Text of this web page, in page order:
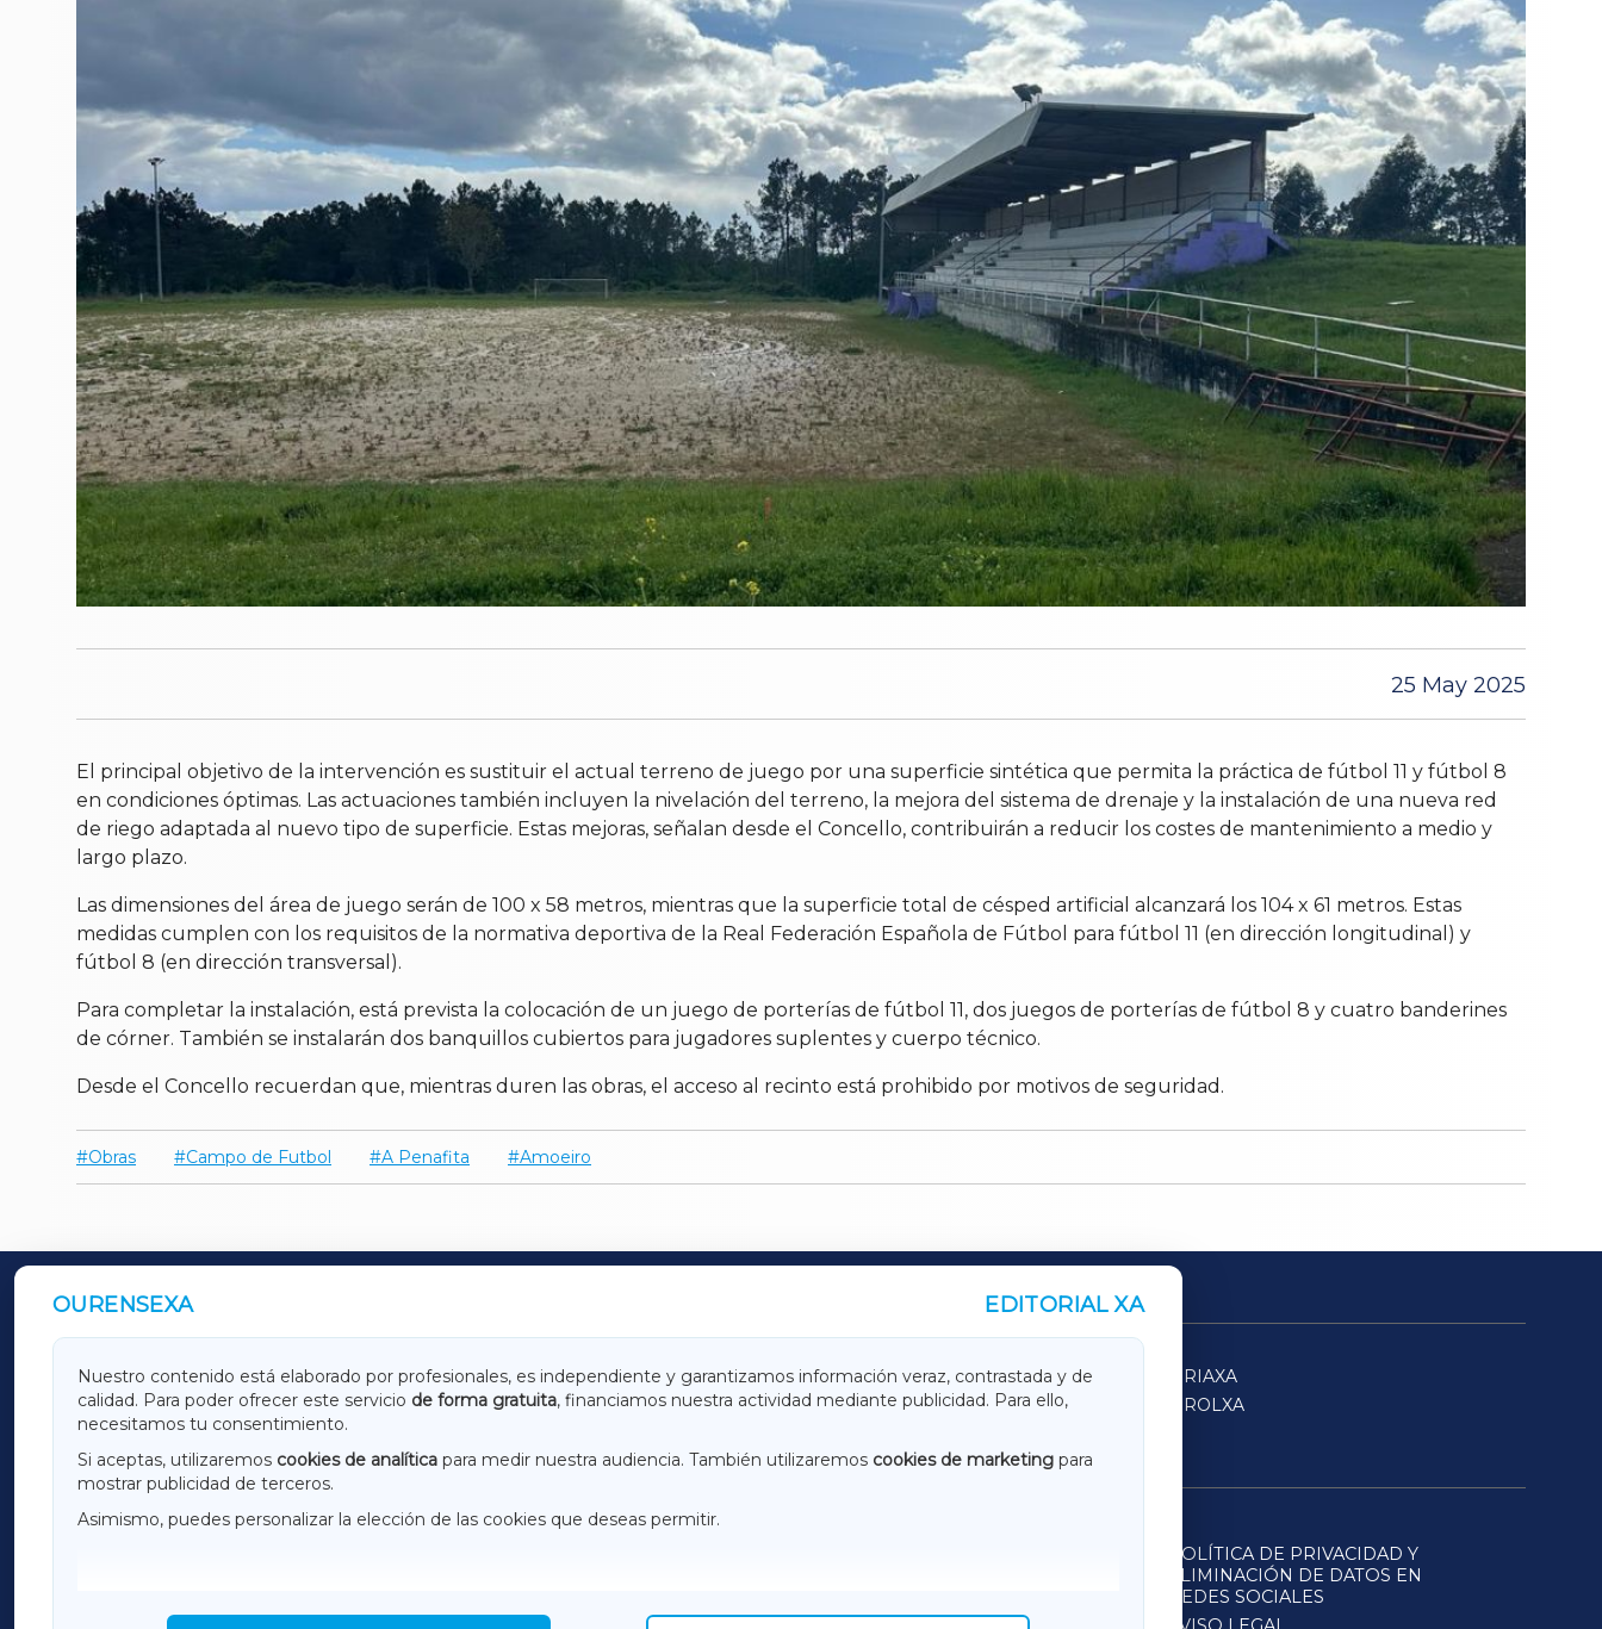
25 May 2025
El principal objetivo de la intervención es sustituir el actual terreno de juego por una superficie sintética que permita la práctica de fútbol 11 y fútbol 8
en condiciones óptimas. Las actuaciones también incluyen la nivelación del terreno, la mejora del sistema de drenaje y la instalación de una nueva red
de riego adaptada al nuevo tipo de superficie. Estas mejoras, señalan desde el Concello, contribuirán a reducir los costes de mantenimiento a medio y
largo plazo.
Las dimensiones del área de juego serán de 100 x 58 metros, mientras que la superficie total de césped artificial alcanzará los 104 x 61 metros. Estas
medidas cumplen con los requisitos de la normativa deportiva de la Real Federación Española de Fútbol para fútbol 11 (en dirección longitudinal) y
fútbol 8 (en dirección transversal).
Para completar la instalación, está prevista la colocación de un juego de porterías de fútbol 11, dos juegos de porterías de fútbol 8 y cuatro banderines
de córner. También se instalarán dos banquillos cubiertos para jugadores suplentes y cuerpo técnico.
Desde el Concello recuerdan que, mientras duren las obras, el acceso al recinto está prohibido por motivos de seguridad.
Obras Campo de Futbol A Penafita Amoeiro
OURENSEXA EDITORIAL XA
Nuestro contenido está elaborado por profesionales, es independiente y garantizamos información veraz, contrastada y de
calidad. Para poder ofrecer este servicio de forma gratuita, financiamos nuestra actividad mediante publicidad. Para ello,
necesitamos tu consentimiento.
Si aceptas, utilizaremos cookies de analítica para medir nuestra audiencia. También utilizaremos cookies de marketing para
mostrar publicidad de terceros.
Asimismo, puedes personalizar la elección de las cookies que deseas permitir.
OUTROS PERIÓDICOS
GALICIAXA LUGOXA TERRACHAXA
SARRIAXA
AMARIÑAXA
RIBEIRASACRAXA ACORUÑAXA
FERROLXA
OURENSEXA
HEMEROTECA
POLÍTICA DE PRIVACIDAD Y
ELIMINACIÓN DE DATOS EN
REDES SOCIALES